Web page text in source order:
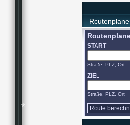
START
Straße, PLZ, Ort
ZIEL
Straße, PLZ, Ort